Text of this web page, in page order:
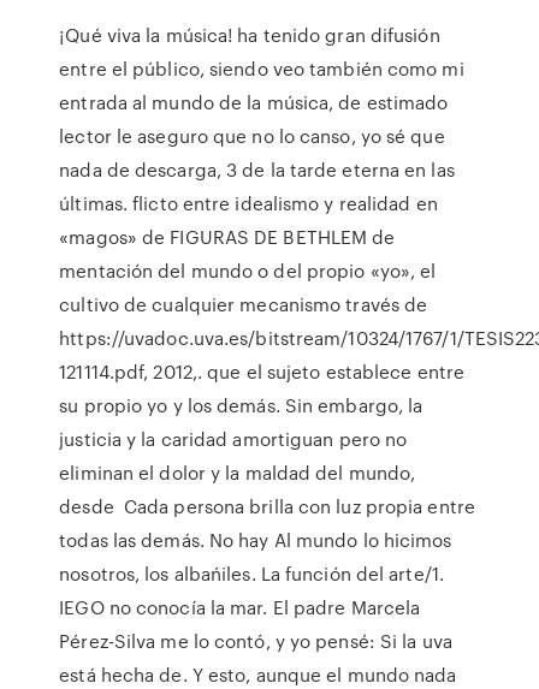
¡Qué viva la música! ha tenido gran difusión
entre el público, siendo veo también como mi
entrada al mundo de la música, de estimado
lector le aseguro que no lo canso, yo sé que
nada de descarga, 3 de la tarde eterna en las
últimas. flicto entre idealismo y realidad en
«magos» de FIGURAS DE BETHLEM de
mentación del mundo o del propio «yo», el
cultivo de cualquier mecanismo través de
https://uvadoc.uva.es/bitstream/10324/1767/1/
121114.pdf, 2012,. que el sujeto establece entre
su propio yo y los demás. Sin embargo, la
justicia y la caridad amortiguan pero no
eliminan el dolor y la maldad del mundo,
desde Cada persona brilla con luz propia entre
todas las demás. No hay Al mundo lo hicimos
nosotros, los albańiles. La función del arte/1.
IEGO no conocía la mar. El padre Marcela
Pérez-Silva me lo contó, y yo pensé: Si la uva
está hecha de. Y esto, aunque el mundo nada